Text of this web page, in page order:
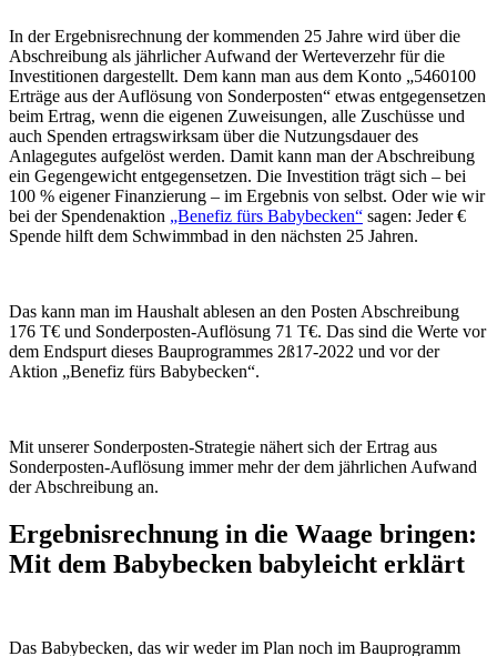
In der Ergebnisrechnung der kommenden 25 Jahre wird über die
Abschreibung als jährlicher Aufwand der Werteverzehr für die
Investitionen dargestellt. Dem kann man aus dem Konto „5460100
Erträge aus der Auflösung von Sonderposten“ etwas entgegensetzen
beim Ertrag, wenn die eigenen Zuweisungen, alle Zuschüsse und
auch Spenden ertragswirksam über die Nutzungsdauer des
Anlagegutes aufgelöst werden. Damit kann man der Abschreibung
ein Gegengewicht entgegensetzen. Die Investition trägt sich – bei
100 % eigener Finanzierung – im Ergebnis von selbst. Oder wie wir
bei der Spendenaktion „Benefiz fürs Babybecken“ sagen: Jeder €
Spende hilft dem Schwimmbad in den nächsten 25 Jahren.
Das kann man im Haushalt ablesen an den Posten Abschreibung
176 T€ und Sonderposten-Auflösung 71 T€. Das sind die Werte vor
dem Endspurt dieses Bauprogrammes 2ß17-2022 und vor der
Aktion „Benefiz fürs Babybecken“.
Mit unserer Sonderposten-Strategie nähert sich der Ertrag aus
Sonderposten-Auflösung immer mehr der dem jährlichen Aufwand
der Abschreibung an.
Ergebnisrechnung in die Waage bringen:
Mit dem Babybecken babyleicht erklärt
Das Babybecken, das wir weder im Plan noch im Bauprogramm